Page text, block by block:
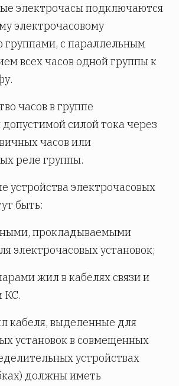
электрочасы подключаются
электрочасовому
группами, с параллельным
всех часов одной группы к
часов в группе
силой тока через
часов или
реле группы.
устройства электрочасовых
быть:
прокладываемыми
электро­часовых установок;
жил в кабелях связи и
КС.
кабеля, выделенные для
установок в совмещенных
устройствах
должны иметь